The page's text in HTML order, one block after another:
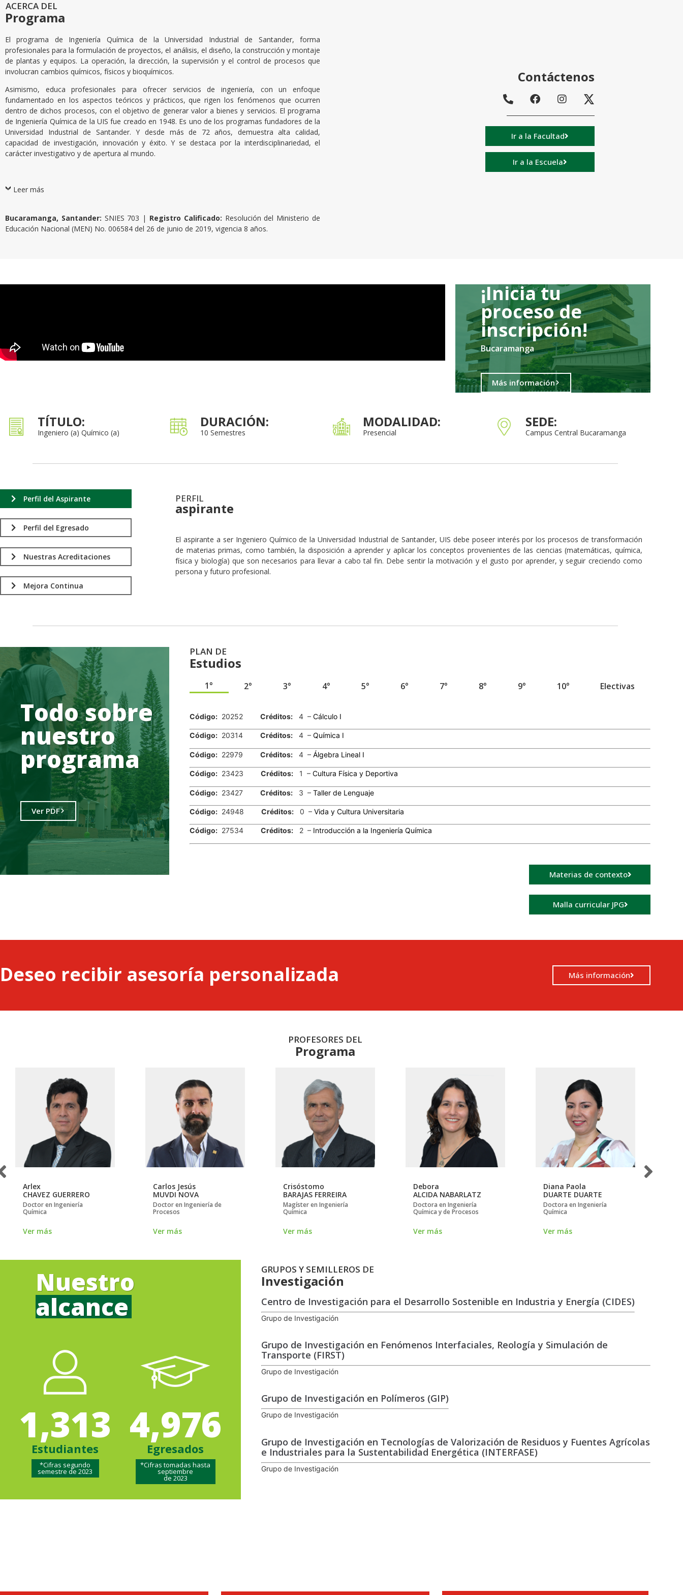
ACERCA DEL
Programa
El programa de Ingeniería Química de la Universidad Industrial de Santander, forma
profesionales para la formulación de proyectos, el análisis, el diseño, la construcción y montaje
de plantas y equipos. La operación, la dirección, la supervisión y el control de procesos que
involucran cambios químicos, físicos y bioquímicos.
Asimismo, educa profesionales para ofrecer servicios de ingeniería, con un enfoque
fundamentado en los aspectos teóricos y prácticos, que rigen los fenómenos que ocurren
dentro de dichos procesos, con el objetivo de generar valor a bienes y servicios. El programa
de Ingeniería Química de la UIS fue creado en 1948. Es uno de los programas fundadores de la
Universidad Industrial de Santander. Y desde más de 72 años, demuestra alta calidad,
capacidad de investigación, innovación y éxito. Y se destaca por la interdisciplinariedad, el
carácter investigativo y de apertura al mundo.
Leer más
Bucaramanga, Santander: SNIES 703 | Registro Calificado: Resolución del Ministerio de
Educación Nacional (MEN) No. 006584 del 26 de junio de 2019, vigencia 8 años.
Contáctenos
Ir a la Facultad
Ir a la Escuela
¡Inicia tu
proceso de
inscripción!
Bucaramanga
Más información
TÍTULO:
Ingeniero (a) Químico (a)
DURACIÓN:
10 Semestres
MODALIDAD:
Presencial
SEDE:
Campus Central Bucaramanga
Perfil del Aspirante
Perfil del Egresado
Nuestras Acreditaciones
Mejora Continua
PERFIL
aspirante
El aspirante a ser Ingeniero Químico de la Universidad Industrial de Santander, UIS debe poseer interés por los procesos de transformación
de materias primas, como también, la disposición a aprender y aplicar los conceptos provenientes de las ciencias (matemáticas, química,
física y biología) que son necesarios para llevar a cabo tal fin. Debe sentir la motivación y el gusto por aprender, y seguir creciendo como
persona y futuro profesional.
Todo sobre
nuestro
programa
Ver PDF
PLAN DE
Estudios
1° 2° 3° 4° 5° 6° 7° 8° 9° 10° Electivas
Código:20252 Créditos:4 – Cálculo I
Código:20314 Créditos:4 – Química I
Código:22979 Créditos:4 – Álgebra Lineal I
Código:23423 Créditos:1 –Cultura Física y Deportiva
Código:23427 Créditos:3 – Taller de Lenguaje
Código:24948 Créditos:0 – Vida y Cultura Universitaria
Código:27534 Créditos:2 – Introducción a la Ingeniería Química
Materias de contexto
Malla curricular JPG
Deseo recibir asesoría personalizada Más información
PROFESORES DEL
Programa
Arlex
CHAVEZ GUERRERO
Doctor en Ingeniería
Química
Ver más
Carlos Jesús
MUVDI NOVA
Doctor en Ingeniería de
Procesos
Ver más
Crisóstomo
BARAJAS FERREIRA
Magíster en Ingeniería
Química
Ver más
Debora
ALCIDA NABARLATZ
Doctora en Ingeniería
Química y de Procesos
Ver más
Diana Paola
DUARTE DUARTE
Doctora en Ingeniería
Química
Ver más
Nuestro
alcance
1,313
Estudiantes
*Cifras segundo
semestre de 2023
4,976
Egresados
*Cifras tomadas hasta
septiembre
de 2023
GRUPOS Y SEMILLEROS DE
Investigación
Centro de Investigación para el Desarrollo Sostenible en Industria y Energía (CIDES)
Grupo de Investigación
Grupo de Investigación en Fenómenos Interfaciales, Reología y Simulación de
Transporte (FIRST)
Grupo de Investigación
Grupo de Investigación en Polímeros (GIP)
Grupo de Investigación
Grupo de Investigación en Tecnologías de Valorización de Residuos y Fuentes Agrícolas
e Industriales para la Sustentabilidad Energética (INTERFASE)
Grupo de Investigación
. .